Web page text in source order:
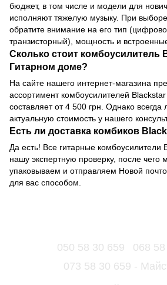
бюджет, в том числе и модели для
исполняют тяжелую музыку. При
обратите внимание на его тип
транзисторный), мощность и
Сколько стоит комбоусилитель
Гитарном доме?
На сайте нашего интернет-магазина
ассортимент комбоусилителей
составляет от 4 500 грн. Однако всегда
актуальную стоимость у нашего
Есть ли доставка комбиков
Да есть! Все гитарные комбоусилители
нашу экспертную проверку, после чего
упаковываем и отправляем Новой
для вас способом.
050 58 30 659
068
073 58 30 659 -